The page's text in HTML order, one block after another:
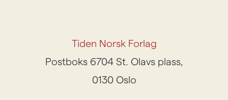
Tiden Norsk Forlag
Postboks 6704 St. Olavs plass,
0130 Oslo